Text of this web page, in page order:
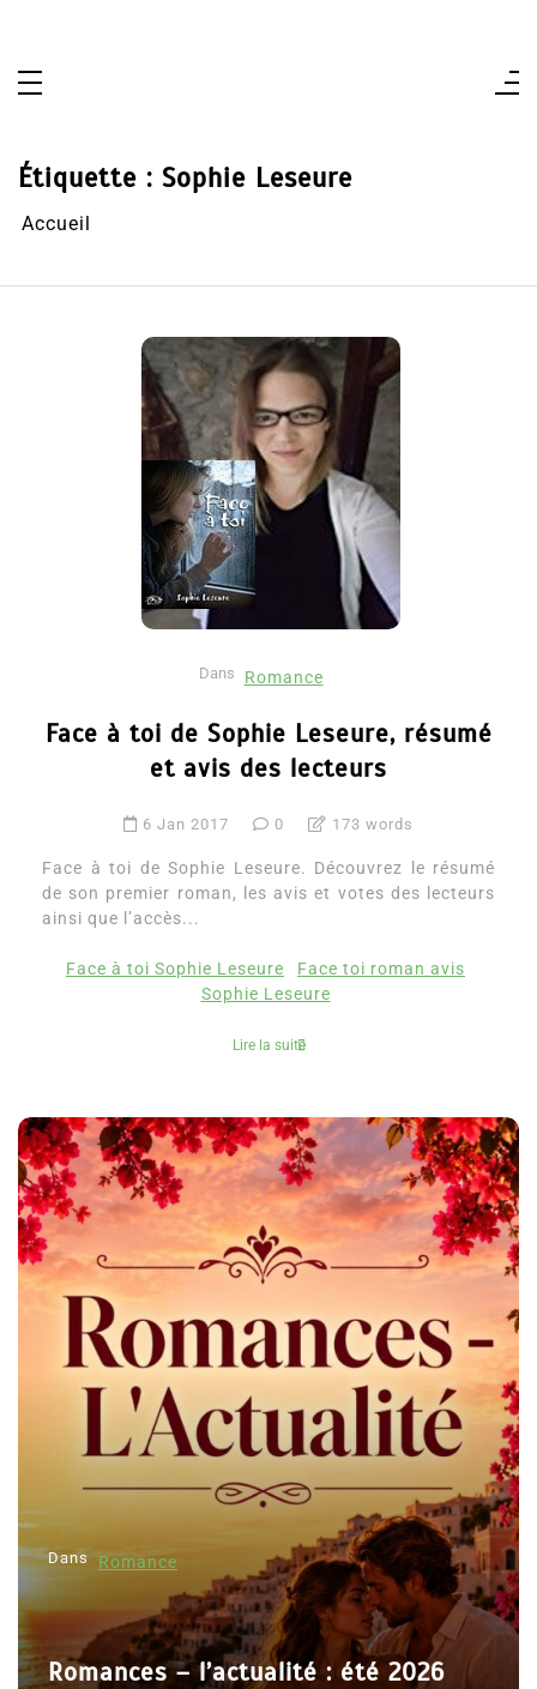
Étiquette : Sophie Leseure
Accueil
Dans Romance
Face à toi de Sophie Leseure, résumé
et avis des lecteurs
6 Jan 2017 0 173 words
Face à toi de Sophie Leseure. Découvrez le résumé
de son premier roman, les avis et votes des lecteurs
ainsi que l’accès...
Face à toi Sophie Leseure
Face toi roman avis
Sophie Leseure
Lire la suite
Dans Romance
Romances – l’actualité : été 2026